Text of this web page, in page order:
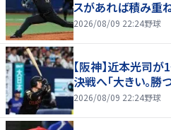
スがあれば積み重
2026/08/09 22:24野球
【阪神】近本光司
決戦へ「大きい。勝
2026/08/09 22:24野球